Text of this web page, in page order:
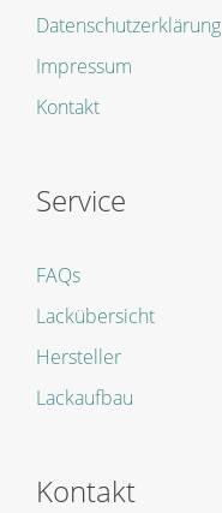
Datenschutzerklärung
Impressum
Kontakt
Service
FAQs
Lackübersicht
Hersteller
Lackaufbau
Kontakt